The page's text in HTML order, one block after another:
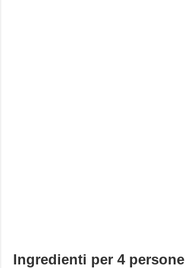
Ingredienti per 4 persone